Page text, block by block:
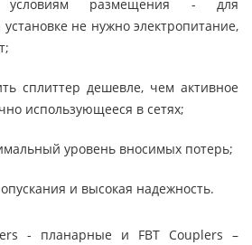
условиям размещения - для
не нужно электропитание,
сплиттер дешевле, чем активное
использующееся в сетях;
уровень вносимых потерь;
и высокая надежность.
- планарные и FBT Couplers –